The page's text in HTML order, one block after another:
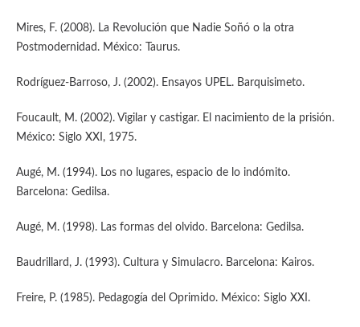
Mires, F. (2008). La Revolución que Nadie Soñó o la otra
Postmodernidad. México: Taurus.
Rodríguez-Barroso, J. (2002). Ensayos UPEL. Barquisimeto.
Foucault, M. (2002). Vigilar y castigar. El nacimiento de la prisión.
México: Siglo XXI, 1975.
Augé, M. (1994). Los no lugares, espacio de lo indómito.
Barcelona: Gedilsa.
Augé, M. (1998). Las formas del olvido. Barcelona: Gedilsa.
Baudrillard, J. (1993). Cultura y Simulacro. Barcelona: Kairos.
Freire, P. (1985). Pedagogía del Oprimido. México: Siglo XXI.